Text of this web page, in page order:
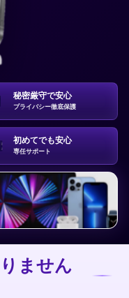
秘密厳守で安心
プライバシー徹底保護
初めてでも安心
専任サポート
ません